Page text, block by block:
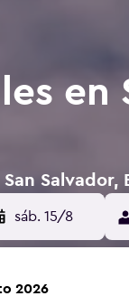
en
Salvador,
sáb. 15/8
2026